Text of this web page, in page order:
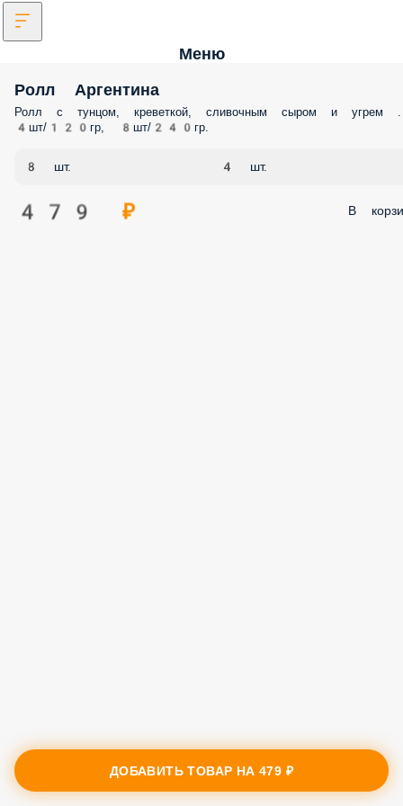
Меню
Ролл Аргентина
Ролл с тунцом, креветкой, сливочным сыром и угрем .
4шт/120гр, 8шт/240гр.
8 шт. 4 шт.
479 ₽ В
ДОБАВИТЬ ТОВАР НА479 ₽